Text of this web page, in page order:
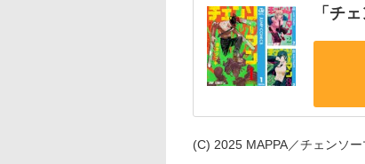
「チ
(C) 2025 MAPPA／チェンソ